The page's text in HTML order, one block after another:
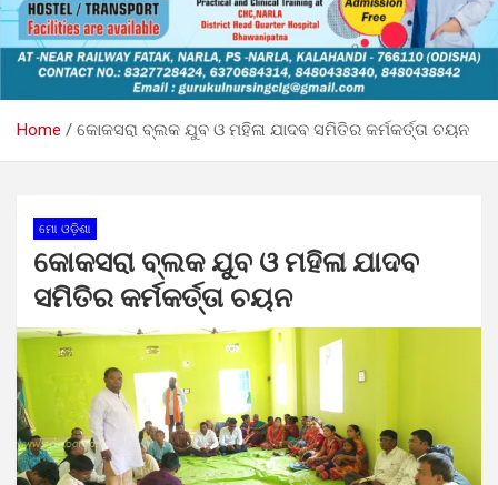
Home କୋକସରା ବ୍ଲକ ଯୁବ ଓ ମହିଳା ଯାଦବ ସମିତିର କର୍ମକର୍ତ୍ତା ଚୟନ
ମୋ ଓଡ଼ିଶା
କୋକସରା ବ୍ଲକ ଯୁବ ଓ ମହିଳା ଯାଦବ
ସମିତିର କର୍ମକର୍ତ୍ତା ଚୟନ